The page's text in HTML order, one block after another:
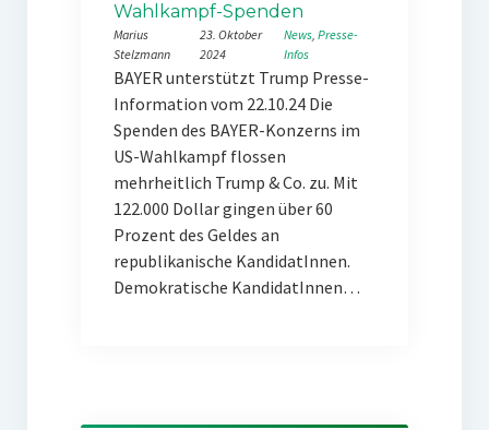
Wahlkampf-Spenden
Marius
Stelzmann
23. Oktober
2024
News, Presse-
Infos
BAYER unterstützt Trump Presse-
Information vom 22.10.24 Die
Spenden des BAYER-Konzerns im
US-Wahlkampf flossen
mehrheitlich Trump & Co. zu. Mit
122.000 Dollar gingen über 60
Prozent des Geldes an
republikanische KandidatInnen.
Demokratische KandidatInnen…